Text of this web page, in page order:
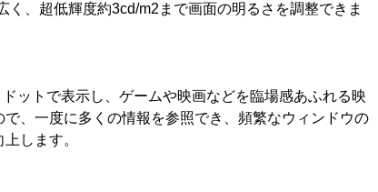
、超低輝度約3cd/m2まで画面の明るさを調整できま
ットで表示し、ゲームや映画などを臨場感あふれる映
、一度に多くの情報を参照でき、頻繁なウィンドウの
します。